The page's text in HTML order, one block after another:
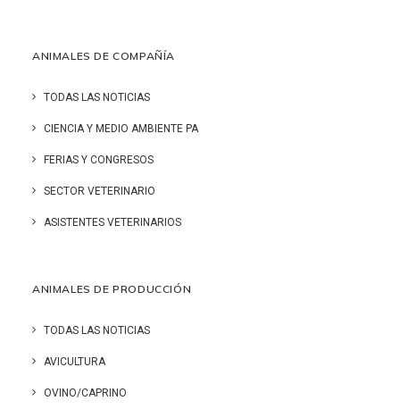
ANIMALES DE COMPAÑÍA
TODAS LAS NOTICIAS
CIENCIA Y MEDIO AMBIENTE PA
FERIAS Y CONGRESOS
SECTOR VETERINARIO
ASISTENTES VETERINARIOS
ANIMALES DE PRODUCCIÓN
TODAS LAS NOTICIAS
AVICULTURA
OVINO/CAPRINO